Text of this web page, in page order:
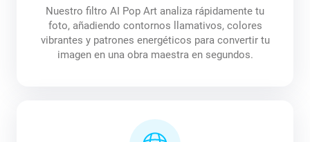
Nuestro filtro AI Pop Art analiza rápidamente tu
foto, añadiendo contornos llamativos, colores
vibrantes y patrones energéticos para convertir tu
imagen en una obra maestra en segundos.